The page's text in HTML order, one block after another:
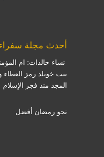
أحدث مجلة سفراء
نساء خالدات: ام
بنت خويلد رمز العطاء
المجد منذ فجر الإسلام
نحو رمضان أفضل